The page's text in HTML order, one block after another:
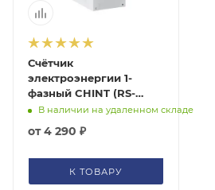
Счётчик
электроэнергии 1-
фазный CHINT (RS-
485,DIN-рейка)
ec01074
В наличии на удаленном складе
от4 290 ₽
К ТОВАРУ